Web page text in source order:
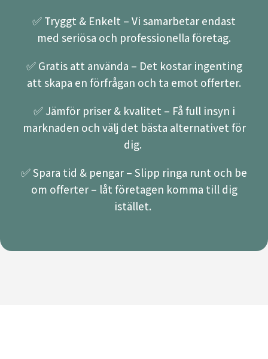
✅ Tryggt & Enkelt – Vi samarbetar endast
med seriösa och professionella företag.
✅ Gratis att använda – Det kostar ingenting
att skapa en förfrågan och ta emot offerter.
✅ Jämför priser & kvalitet – Få full insyn i
marknaden och välj det bästa alternativet för
dig.
✅ Spara tid & pengar – Slipp ringa runt och be
om offerter – låt företagen komma till dig
istället.